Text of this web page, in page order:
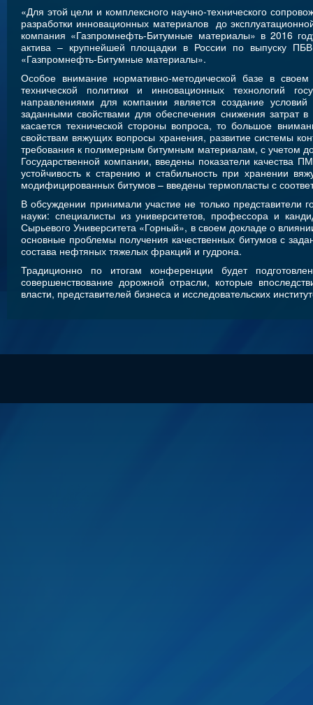
«Для этой цели и комплексного научно-технического
разработки инновационных материалов до
компания «Газпромнефть-Битумные материалы» в 2016
актива – крупнейшей площадки в России по выпуску
«Газпромнефть-Битумные материалы».
Особое внимание нормативно-методической базе в своем
технической политики и инновационных технологий
направлениями для компании является создание
заданными свойствами для обеспечения снижения затрат
касается технической стороны вопроса, то большое
свойствам вяжущих вопросы хранения, развитие системы
требования к полимерным битумным материалам, с учетом
Государственной компании, введены показатели качества
устойчивость к старению и стабильность при хранении
модифицированных битумов – введены термопласты с
В обсуждении принимали участие не только представители
науки: специалисты из университетов, профессора и
Сырьевого Университета «Горный», в своем докладе о
основные проблемы получения качественных битумов с
состава нефтяных тяжелых фракций и гудрона.
Традиционно по итогам конференции будет
совершенствование дорожной отрасли, которые
власти, представителей бизнеса и исследовательских